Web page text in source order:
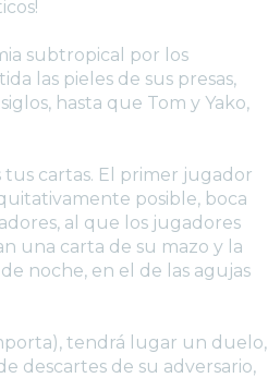
subtropical por los
las pieles de sus presas,
hasta que Tom y Yako,
cartas. El primer jugador
posible, boca
al que los jugadores
una carta de su mazo y la
noche, en el de las agujas
tendrá lugar un duelo,
descartes de su adversario,